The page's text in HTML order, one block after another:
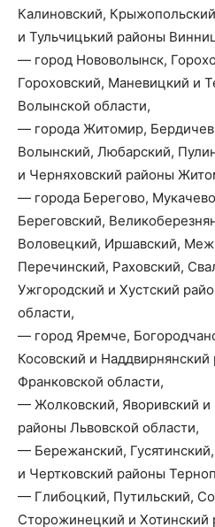
Калиновский,
и Тульчицький районы
— город Нововолынск,
Гороховский, Маневицкий и
Волынской области,
— города Житомир,
Волынский, Любарский,
и Черняховский районы
— города Берегово,
Береговский,
Воловецкий, Иршавский,
Перечинский, Раховский,
Ужгородский и Хустский
области,
— город Яремче,
Косовский и
Франковской области,
— Жолковский, Яворивский и
районы Львовской области,
— Бережанский,
и Чертковский районы
— Глибоцкий, Путильский,
Сторожинецкий и